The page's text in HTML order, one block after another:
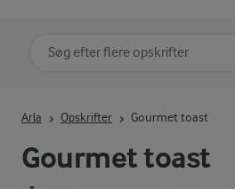
Gourmet toast
Arla Opskrifter Gourmet toast
Søg på kategori